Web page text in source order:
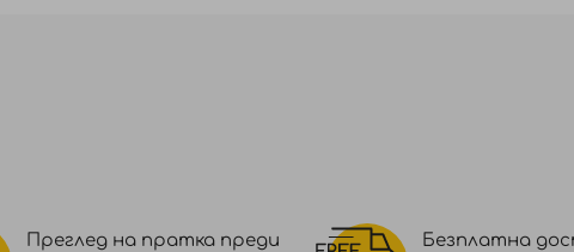
Преглед на пратка преди
Безплатна